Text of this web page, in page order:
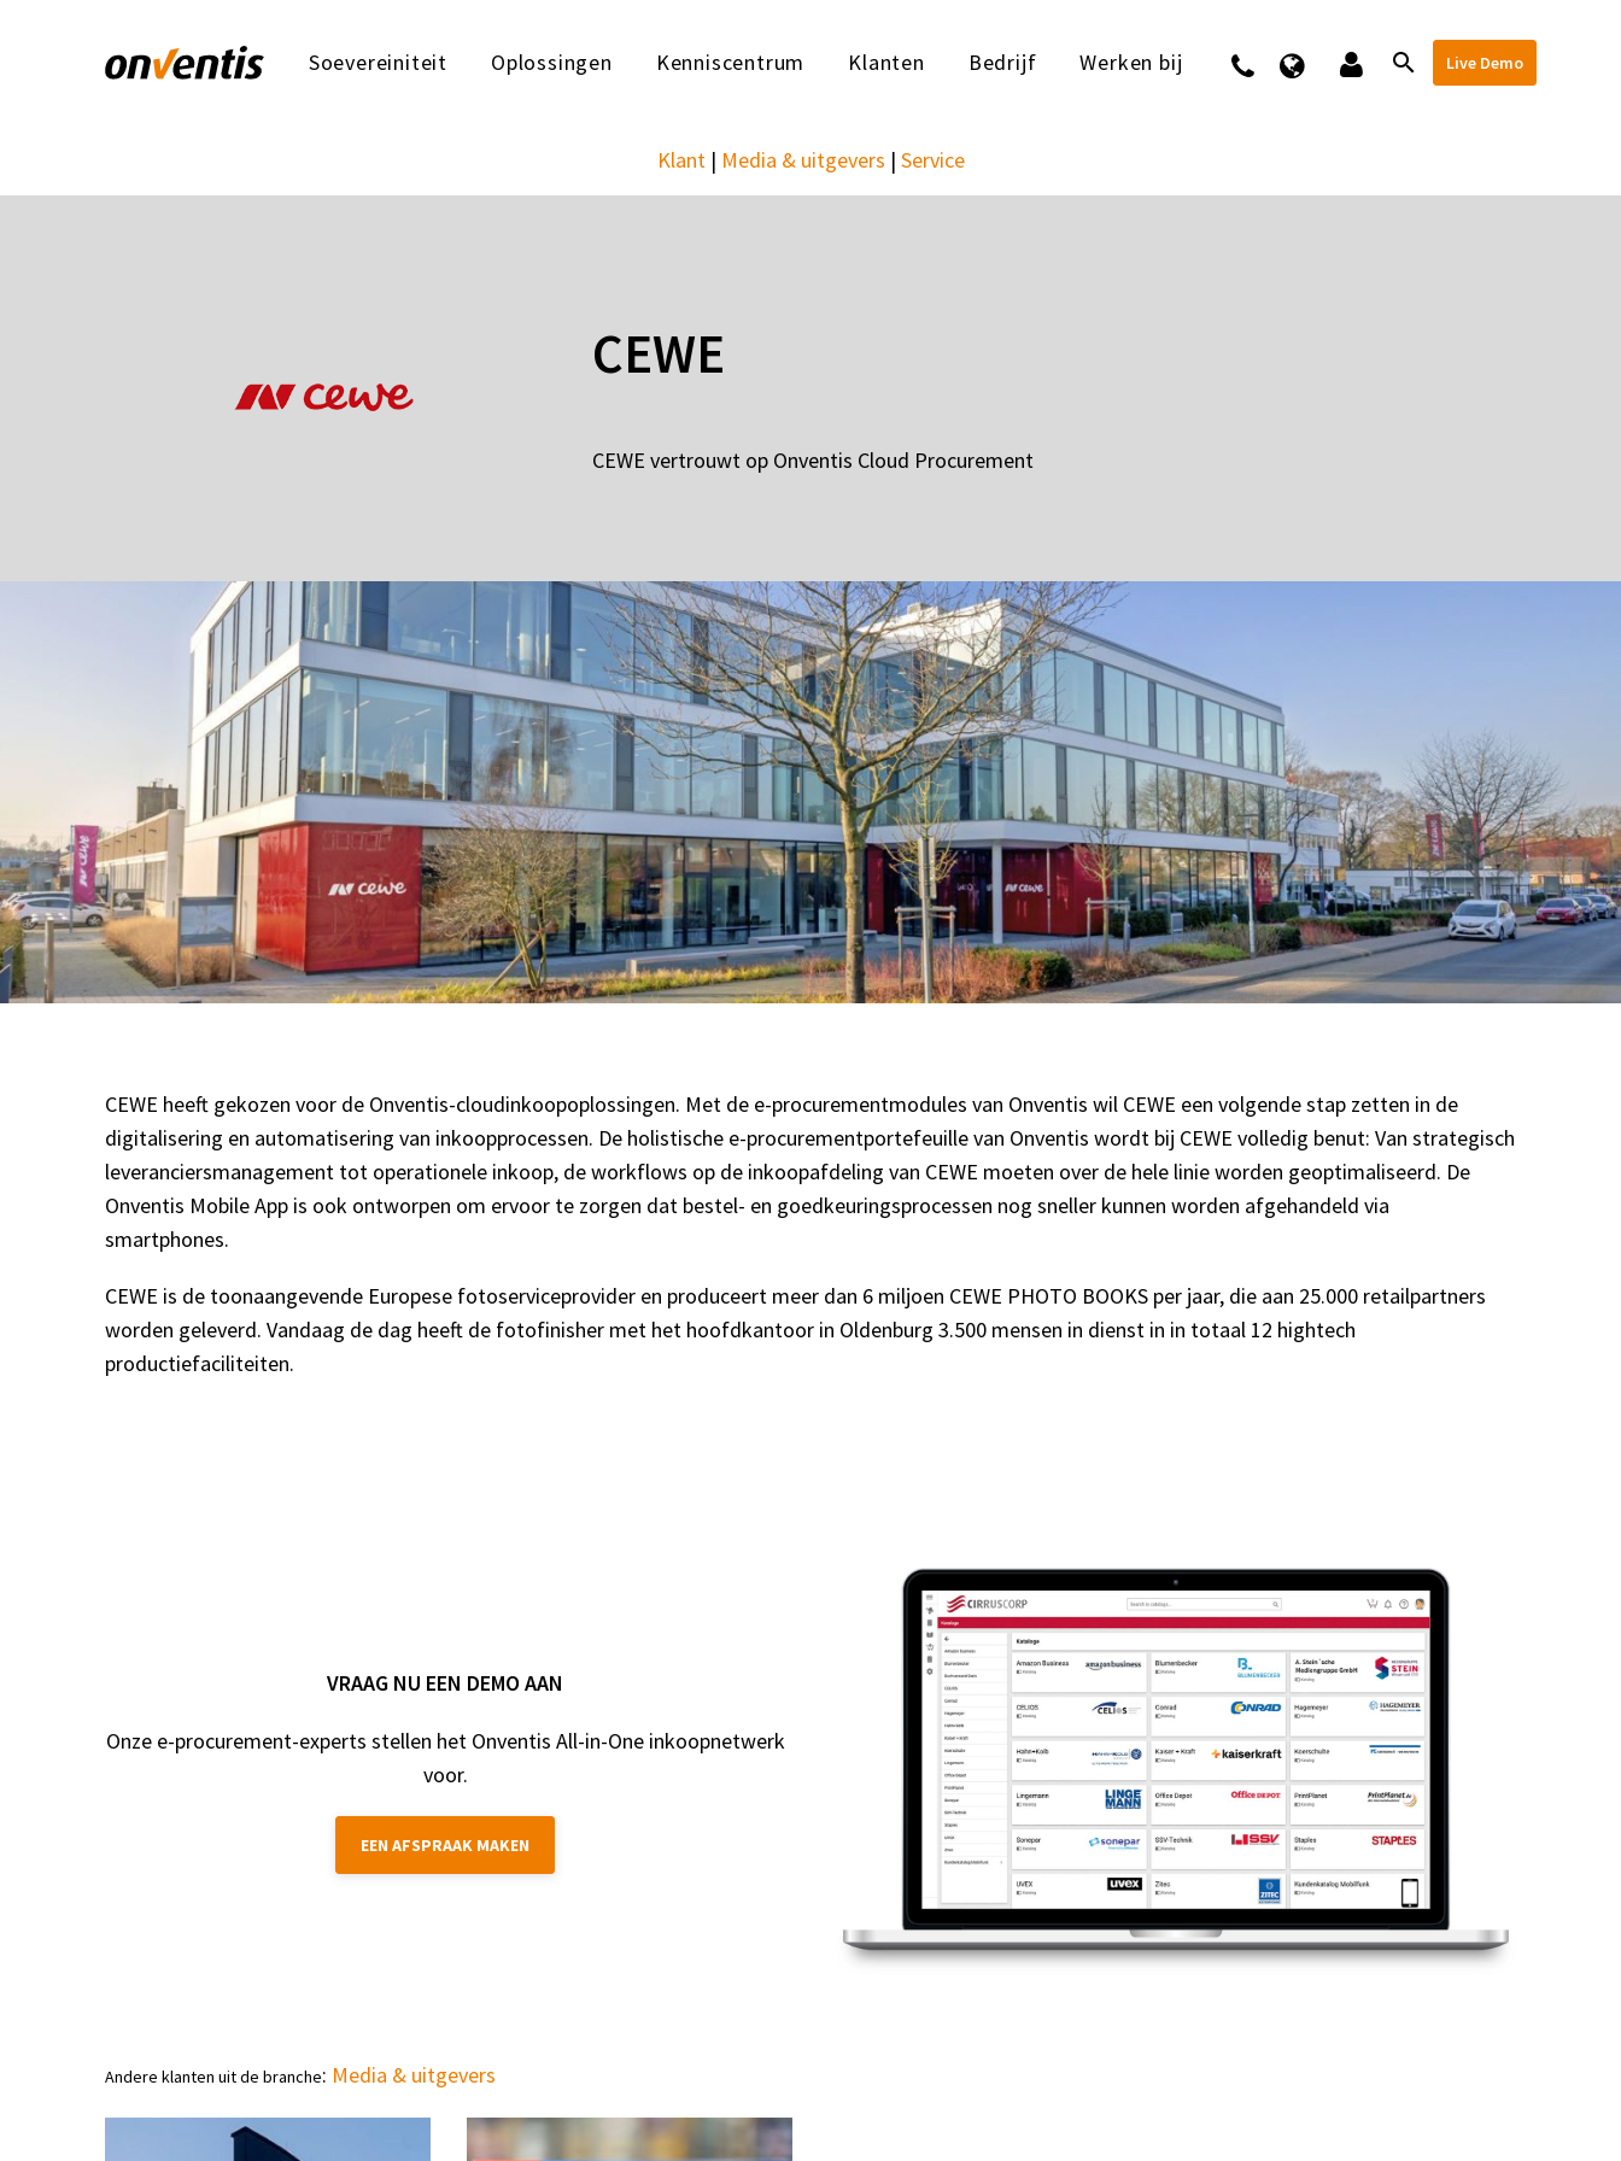
Soevereiniteit Oplossingen Kenniscentrum Klanten Bedrijf Werken bij Contact Live Demo
Klant| Media & uitgevers | Service
CEWE
CEWE vertrouwt op Onventis Cloud Procurement
CEWE heeft gekozen voor de Onventis-cloudinkoopoplossingen. Met de e-procurementmodules van Onventis wil CEWE een volgende stap zetten in de
digitalisering en automatisering van inkoopprocessen. De holistische e-procurementportefeuille van Onventis wordt bij CEWE volledig benut: Van strategisch
leveranciersmanagement tot operationele inkoop, de workflows op de inkoopafdeling van CEWE moeten over de hele linie worden geoptimaliseerd. De
Onventis Mobile App is ook ontworpen om ervoor te zorgen dat bestel- en goedkeuringsprocessen nog sneller kunnen worden afgehandeld via
smartphones.
CEWE is de toonaangevende Europese fotoserviceprovider en produceert meer dan 6 miljoen CEWE PHOTO BOOKS per jaar, die aan 25.000 retailpartners
worden geleverd. Vandaag de dag heeft de fotofinisher met het hoofdkantoor in Oldenburg 3.500 mensen in dienst in in totaal 12 hightech
productiefaciliteiten.
VRAAG NU EEN DEMO AAN
Onze e-procurement-experts stellen het Onventis All-in-One inkoopnetwerk
voor.
EEN AFSPRAAK MAKEN
Andere klanten uit de branche: Media & uitgevers